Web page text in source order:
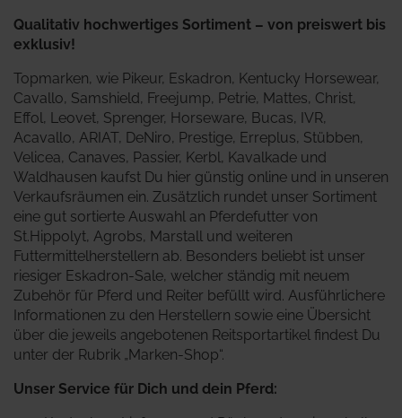
Qualitativ hochwertiges Sortiment – von preiswert bis
exklusiv!
Topmarken, wie Pikeur, Eskadron, Kentucky Horsewear,
Cavallo, Samshield, Freejump, Petrie, Mattes, Christ,
Effol, Leovet, Sprenger, Horseware, Bucas, IVR,
Acavallo, ARIAT, DeNiro, Prestige, Erreplus, Stübben,
Velicea, Canaves, Passier, Kerbl, Kavalkade und
Waldhausen kaufst Du hier günstig online und in unseren
Verkaufsräumen ein. Zusätzlich rundet unser Sortiment
eine gut sortierte Auswahl an Pferdefutter von
St.Hippolyt, Agrobs, Marstall und weiteren
Futtermittelherstellern ab. Besonders beliebt ist unser
riesiger Eskadron-Sale, welcher ständig mit neuem
Zubehör für Pferd und Reiter befüllt wird. Ausführlichere
Informationen zu den Herstellern sowie eine Übersicht
über die jeweils angebotenen Reitsportartikel findest Du
unter der Rubrik „Marken-Shop“.
Unser Service für Dich und dein Pferd: